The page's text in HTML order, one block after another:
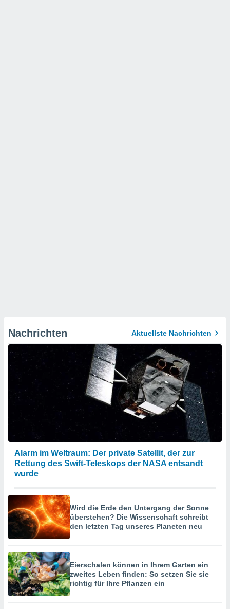
Nachrichten Aktuellste Nachrichten
Alarm im Weltraum: Der private Satellit, der zur
Rettung des Swift-Teleskops der NASA entsandt
wurde
Wird die Erde den Untergang der Sonne
überstehen? Die Wissenschaft schreibt
den letzten Tag unseres Planeten neu
Eierschalen können in Ihrem Garten ein
zweites Leben finden: So setzen Sie sie
richtig für Ihre Pflanzen ein